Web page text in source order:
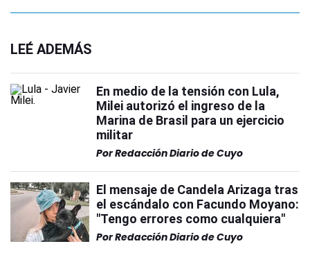
LEÉ ADEMÁS
En medio de la tensión con Lula,
Milei autorizó el ingreso de la
Marina de Brasil para un ejercicio
militar
PorRedacción Diario de Cuyo
El mensaje de Candela Arizaga tras
el escándalo con Facundo Moyano:
"Tengo errores como cualquiera"
PorRedacción Diario de Cuyo